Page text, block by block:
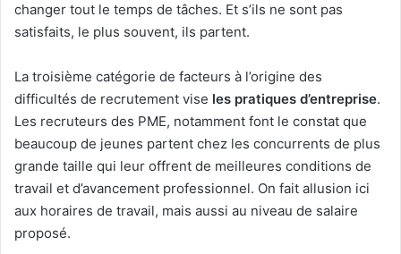
changer tout le temps de tâches. Et s’ils ne sont pas
satisfaits, le plus souvent, ils partent.
La troisième catégorie de facteurs à l’origine des
difficultés de recrutement vise les pratiques d’entreprise.
Les recruteurs des PME, notamment font le constat que
beaucoup de jeunes partent chez les concurrents de plus
grande taille qui leur offrent de meilleures conditions de
travail et d’avancement professionnel. On fait allusion ici
aux horaires de travail, mais aussi au niveau de salaire
proposé.